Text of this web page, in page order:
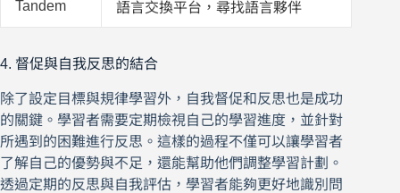
Tandem 語言交換平台，尋找語言夥伴
4. 督促與自我反思的結合
除了設定目標與規律學習外，自我督促和反思也是成功
的關鍵。學習者需要定期檢視自己的學習進度，並針對
所遇到的困難進行反思。這樣的過程不僅可以讓學習者
了解自己的優勢與不足，還能幫助他們調整學習計劃。
透過定期的反思與自我評估，學習者能夠更好地識別問